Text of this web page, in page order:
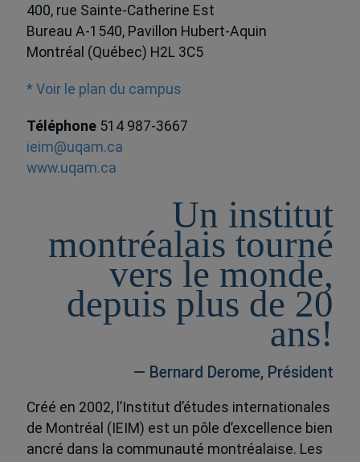
400, rue Sainte-Catherine Est
Bureau A-1540, Pavillon Hubert-Aquin
Montréal (Québec) H2L 3C5
* Voir le plan du campus
Téléphone 514 987-3667
ieim@uqam.ca
www.uqam.ca
Un institut
montréalais tourné
vers le monde,
depuis plus de 20
ans!
— Bernard Derome, Président
Créé en 2002, l’Institut d’études internationales
de Montréal (IEIM) est un pôle d’excellence bien
ancré dans la communauté montréalaise. Les